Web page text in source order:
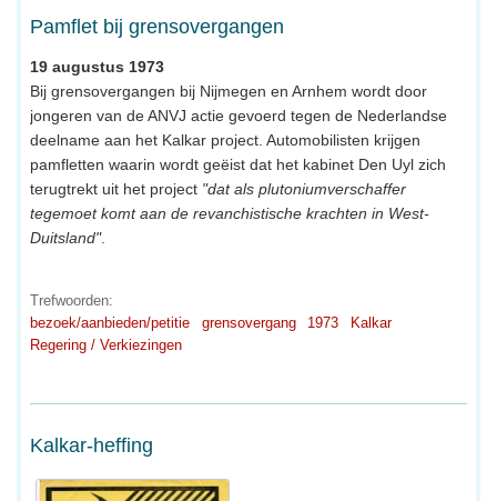
Pamflet bij grensovergangen
19 augustus 1973
Bij grensovergangen bij Nijmegen en Arnhem wordt door
jongeren van de ANVJ actie gevoerd tegen de Nederlandse
deelname aan het Kalkar project. Automobilisten krijgen
pamfletten waarin wordt geëist dat het kabinet Den Uyl zich
terugtrekt uit het project "dat als plutoniumverschaffer
tegemoet komt aan de revanchistische krachten in West-
Duitsland".
Trefwoorden:
bezoek/aanbieden/petitie
grensovergang 1973
Kalkar
Regering / Verkiezingen
Kalkar-heffing